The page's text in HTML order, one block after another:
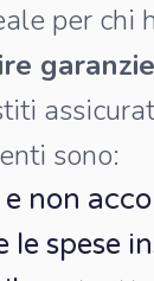
per chi
garanzie
sono:
non
spese